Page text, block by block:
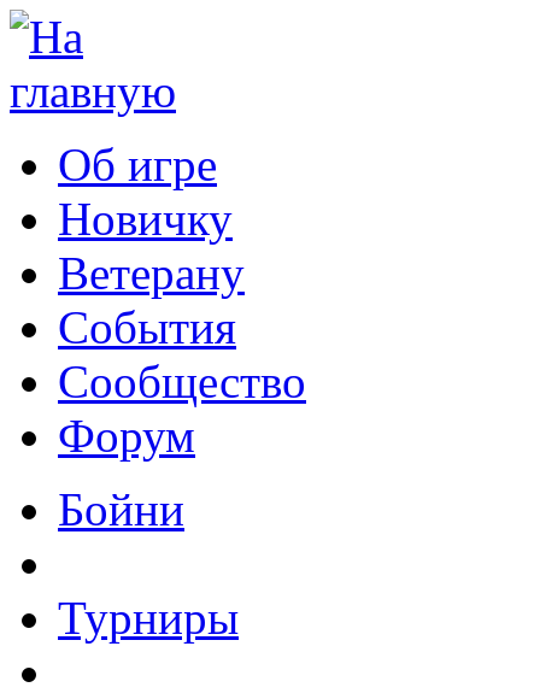
Об игре
Новичку
Ветерану
События
Сообщество
Форум
Бойни
Турниры